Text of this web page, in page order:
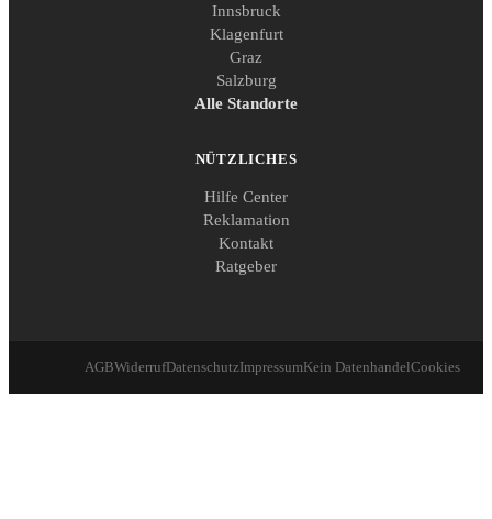
Innsbruck
Klagenfurt
Graz
Salzburg
Alle Standorte
NÜTZLICHES
Hilfe Center
Reklamation
Kontakt
Ratgeber
AGBWiderrufDatenschutzImpressumKein DatenhandelCookies